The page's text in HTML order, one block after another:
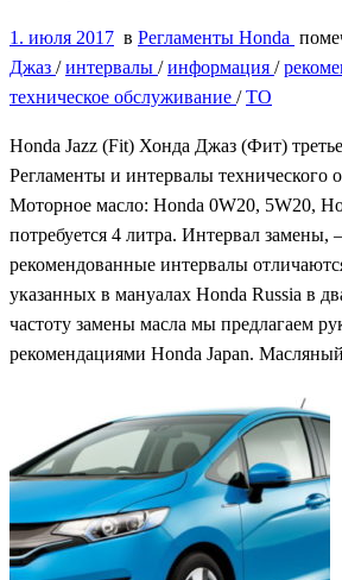
1. июля 2017 в Регламенты Honda
Джаз /интервалы /информация /
техническое обслуживание /ТО
Honda Jazz (Fit) Хонда Джаз (Фит)
Регламенты и интервалы технического
Моторное масло: Honda 0W20, 5W20,
потребуется 4 литра. Интервал
рекомендованные интервалы
указанных в мануалах Honda Russia в
частоту замены масла мы предлагаем
рекомендациями Honda Japan.